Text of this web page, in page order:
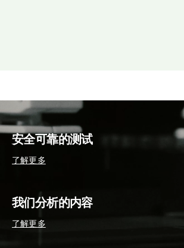
安全可靠的测试
了解更多
我们分析的内容
了解更多